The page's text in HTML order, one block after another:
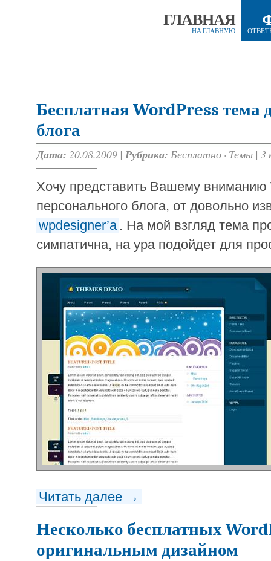
ГЛАВНАЯ
НА ГЛАВНУЮ
Бесплатная WordPress тема
блога
Дата: 20.08.2009 | Рубрика: Бесплатно · Темы | 3
Хочу представить Вашему вниманию
персонального блога, от довольно
wpdesigner’а . На мой взгляд тема
симпатична, на ура подойдет для
Читать далее →
Несколько бесплатных
оригинальным дизайном